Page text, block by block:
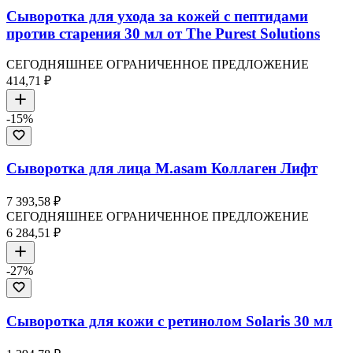
Сыворотка для ухода за кожей с пептидами
против старения 30 мл от The Purest Solutions
СЕГОДНЯШНЕЕ ОГРАНИЧЕННОЕ ПРЕДЛОЖЕНИЕ
414,71 ₽
-15%
Сыворотка для лица M.asam Коллаген Лифт
7 393,58 ₽
СЕГОДНЯШНЕЕ ОГРАНИЧЕННОЕ ПРЕДЛОЖЕНИЕ
6 284,51 ₽
-27%
Сыворотка для кожи с ретинолом Solaris 30 мл